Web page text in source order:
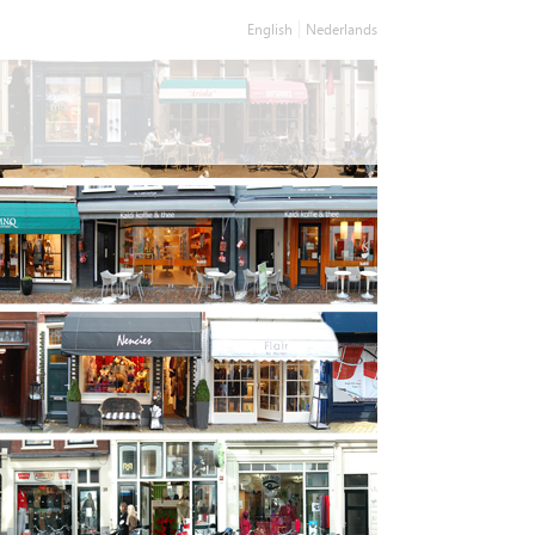
English Nederlands